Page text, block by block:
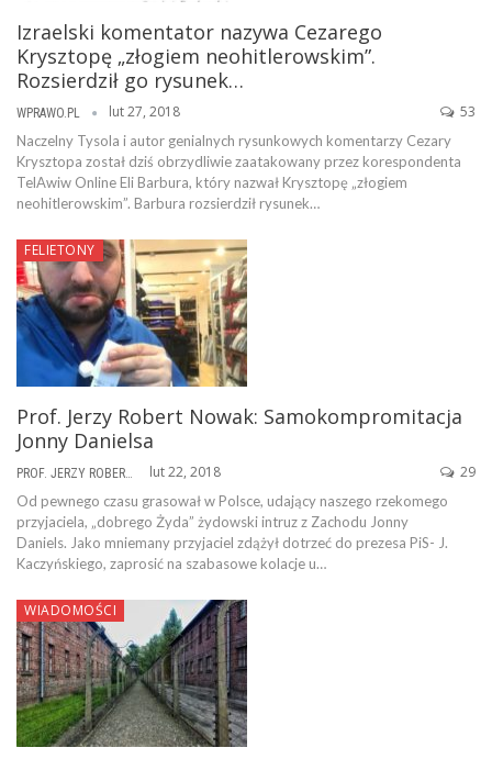
Izraelski komentator nazywa Cezarego
Krysztopę „złogiem neohitlerowskim”.
Rozsierdził go rysunek…
WPRAWO.PL lut 27, 2018 53
Naczelny Tysola i autor genialnych rysunkowych komentarzy Cezary
Krysztopa został dziś obrzydliwie zaatakowany przez korespondenta
TelAwiw Online Eli Barbura, który nazwał Krysztopę „złogiem
neohitlerowskim”. Barbura rozsierdził rysunek…
FELIETONY
Prof. Jerzy Robert Nowak: Samokompromitacja
Jonny Danielsa
PROF. JERZY ROBERT NOWAK lut 22, 2018 29
Od pewnego czasu grasował w Polsce, udający naszego rzekomego
przyjaciela, „dobrego Żyda” żydowski intruz z Zachodu Jonny
Daniels. Jako mniemany przyjaciel zdążył dotrzeć do prezesa PiS- J.
Kaczyńskiego, zaprosić na szabasowe kolacje u…
WIADOMOŚCI